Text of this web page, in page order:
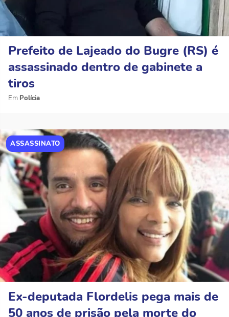
Prefeito de Lajeado do Bugre (RS) é
assassinado dentro de gabinete a
tiros
Polícia
ASSASSINATO
Ex-deputada Flordelis pega mais de
50 anos de prisão pela morte do